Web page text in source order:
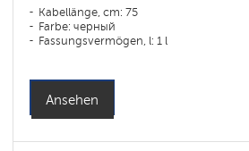
Kabellänge, cm: 75
Farbe: черный
Fassungsvermögen, l: 1 l
Ansehen